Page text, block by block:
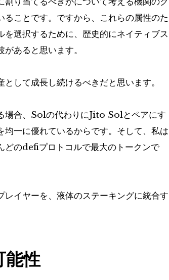
ことです。ですから、これらの属性のた
選択するために、歴史的にネイティブス
あると思います。
て成長し続けるべきだと思います。
場合、Solの代わりにJito Solとペアにす
一に優れているからです。そして、私は
どのdefiプロトコルで最大のトークンで
イヤーを、液体のステーキングに統合す
能性